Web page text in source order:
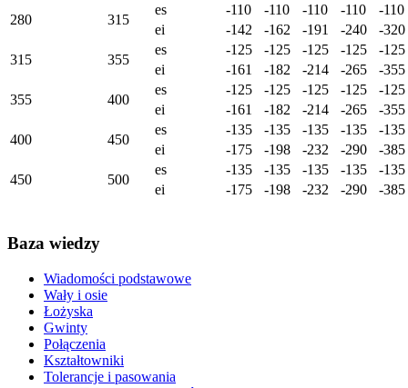
280
315
es -110 -110 -110 -110
-110
ei
-142 -162 -191 -240
-320
315
355
es -125 -125 -125 -125
-125
ei
-161 -182 -214 -265
-355
355
400
es -125 -125 -125 -125
-125
ei
-161 -182 -214 -265
-355
400
450
es -135 -135 -135 -135
-135
ei
-175 -198 -232 -290
-385
450
500
es -135 -135 -135 -135
-135
ei
-175 -198 -232 -290 -385
Baza wiedzy
Wiadomości podstawowe
Wały i osie
Łożyska
Gwinty
Połączenia
Kształtowniki
Tolerancje i pasowania